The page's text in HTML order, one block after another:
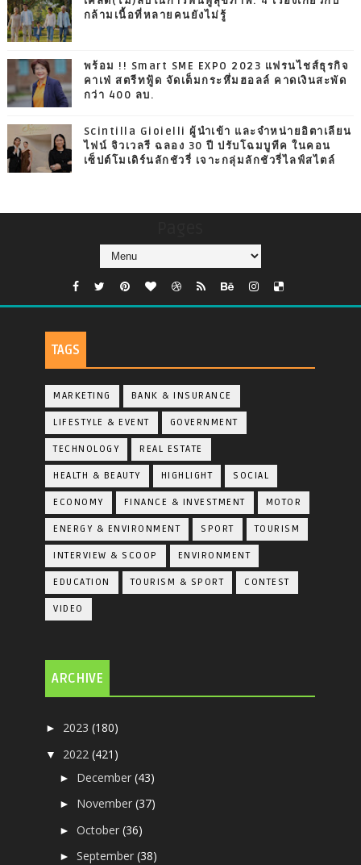
กล้ามเนื้อที่หลายคนยังไม่รู้
พร้อม !! Smart SME EXPO 2023 แฟรนไชส์ธุรกิจ
คาเฟ่ สตรีทฟู้ด จัดเต็มกระหึ่มฮอลล์ คาดเงินสะพัด
กว่า 400 ลบ.
Scintilla Gioielli ผู้นำเข้า และจำหน่ายอิตาเลียน
ไฟน์ จิวเวลรี ฉลอง 30 ปี ปรับโฉมบูทีค ในคอน
เซ็ปต์โมเดิร์นลักชัวรี่ เจาะกลุ่มลักชัวรี่ไลฟ์สไตล์
TAGS
MARKETING BANK & INSURANCE
LIFESTYLE & EVENT GOVERNMENT
TECHNOLOGY REAL ESTATE
HEALTH & BEAUTY HIGHLIGHT SOCIAL
ECONOMY FINANCE & INVESTMENT MOTOR
ENERGY & ENVIRONMENT SPORT TOURISM
INTERVIEW & SCOOP ENVIRONMENT
EDUCATION TOURISM & SPORT CONTEST
VIDEO
ARCHIVE
► 2023(180)
▼ 2022(421)
► December(43)
► November(37)
►October(36)
►September(38)